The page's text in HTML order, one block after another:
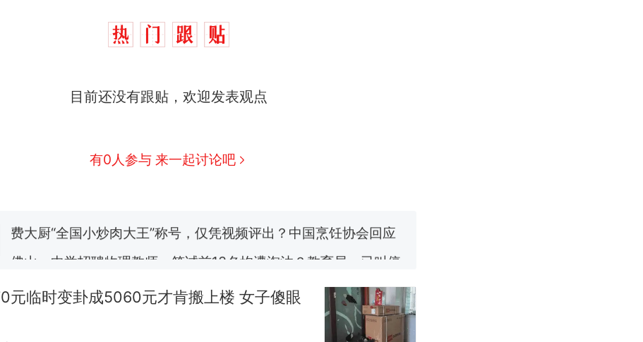
目前还没有跟贴，欢迎发表观点
有0人参与 来一起讨论吧
搬家报价570元，搬到楼下交5060元才肯搬上楼！女子傻眼
佛山一中学招聘物理教师，笔试前13名均遭淘汰？教育局：已叫停
元临时变卦成5060元才肯搬上楼 女子傻眼